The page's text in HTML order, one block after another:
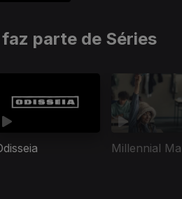
parte de Séries
Millennial